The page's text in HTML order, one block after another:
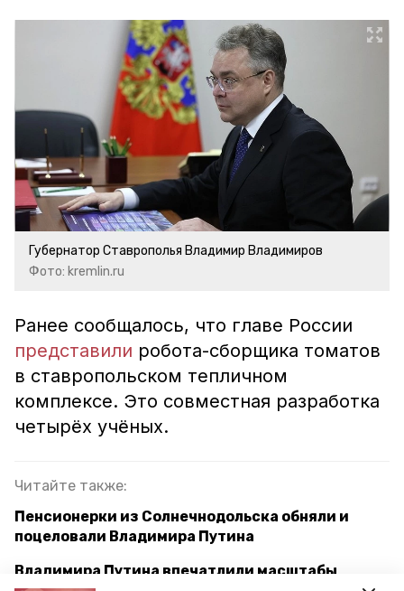
Губернатор Ставрополья Владимир Владимиров
Фото: kremlin.ru
Ранее сообщалось, что главе России
представили робота-сборщика томатов
в ставропольском тепличном
комплексе. Это совместная разработка
четырёх учёных.
Читайте также:
Пенсионерки из Солнечнодольска обняли и
поцеловали Владимира Путина
Владимира Путина впечатлили масштабы